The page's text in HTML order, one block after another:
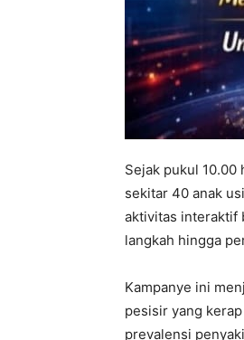
Sejak pukul 10.00
sekitar 40 anak
aktivitas interaktif
langkah hingga
Kampanye ini
pesisir yang
prevalensi